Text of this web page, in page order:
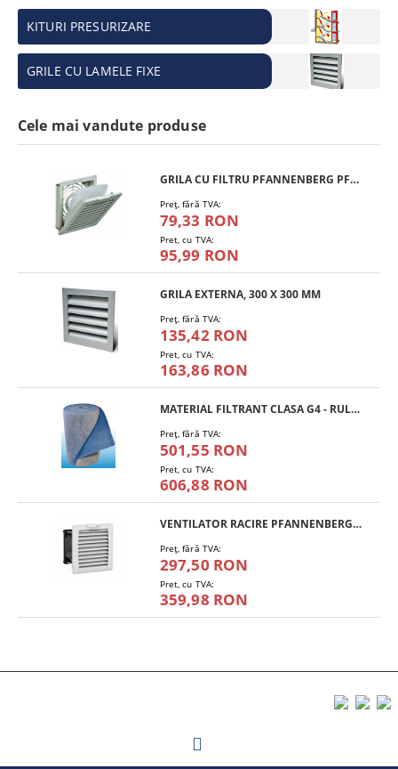
KITURI PRESURIZARE
GRILE CU LAMELE FIXE
Cele mai vandute produse
GRILA CU FILTRU PFANNENBERG PFA 10.000
Preţ, fără TVA:
79,33 RON
Pret, cu TVA:
95,99 RON
GRILA EXTERNA, 300 X 300 MM
Preţ, fără TVA:
135,42 RON
Pret, cu TVA:
163,86 RON
MATERIAL FILTRANT CLASA G4 - RULOU
Preţ, fără TVA:
501,55 RON
Pret, cu TVA:
606,88 RON
VENTILATOR RACIRE PFANNENBERG PF 11.000
Preţ, fără TVA:
297,50 RON
Pret, cu TVA:
359,98 RON